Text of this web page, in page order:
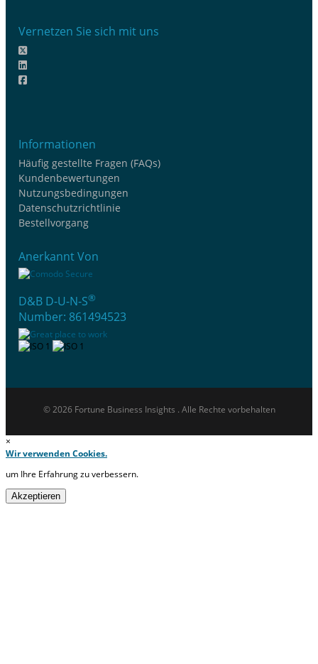
Vernetzen Sie sich mit uns
Informationen
Häufig gestellte Fragen (FAQs)
Kundenbewertungen
Nutzungsbedingungen
Datenschutzrichtlinie
Bestellvorgang
Anerkannt Von
D&B D-U-N-S®
Number: 861494523
© 2026 Fortune Business Insights . Alle Rechte vorbehalten
×
Wir verwenden Cookies.
um Ihre Erfahrung zu verbessern.
Akzeptieren